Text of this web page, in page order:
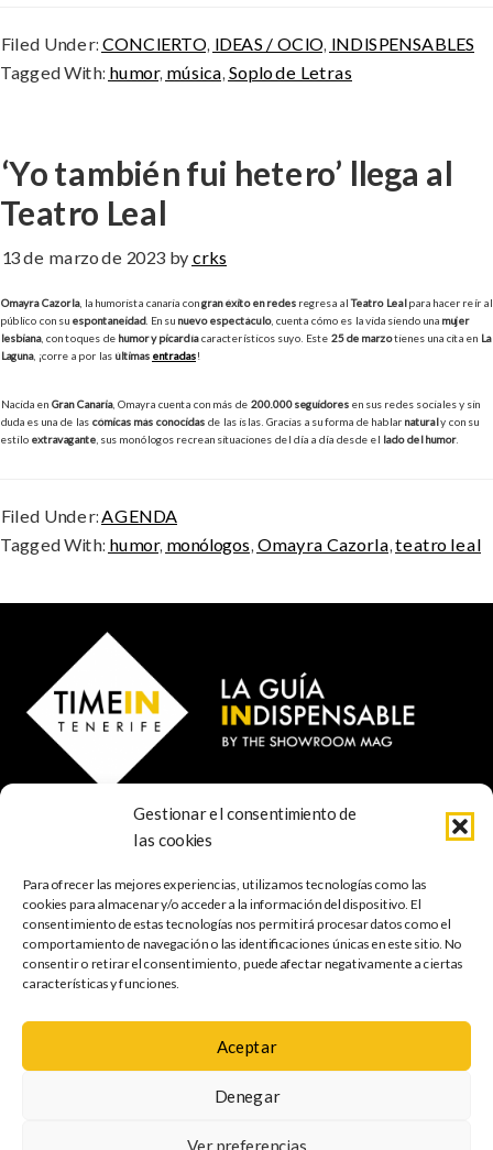
Gestionar el consentimiento de
las cookies
Para ofrecer las mejores experiencias, utilizamos tecnologías como las
cookies para almacenar y/o acceder a la información del dispositivo. El
consentimiento de estas tecnologías nos permitirá procesar datos como el
comportamiento de navegación o las identificaciones únicas en este sitio. No
consentir o retirar el consentimiento, puede afectar negativamente a ciertas
características y funciones.
Aceptar
Denegar
Ver preferencias
Filed Under: CONCIERTO, IDEAS / OCIO, INDISPENSABLES
Tagged With: humor, música Soplo de Letras
‘Yo también fui hetero’ llega al
Teatro Leal
13 de marzo de 2023 by crks
Omayra Cazorla, la humorista canaria congran éxito en redes regresa alTeatro Lealpara hacer reír al
público con su espontaneidad. En su nuevo espectáculo, cuenta cómo es la vida siendo una mujer
lesbiana, con toques de humor y picardíacaracterísticos suyo. Este 25 de marzotienes una cita en La
Laguna, ¡corre a por las últimas entradas!
Nacida en Gran Canaria, Omayra cuenta con más de 200.000 seguidores en sus redes sociales y sin
duda es una de las cómicas más conocidas de las islas. Gracias a su forma de hablar naturaly con su
estilo extravagante , sus monólogos recrean situaciones del día a día desde el lado del humor.
Filed Under: AGENDA
Tagged With: humor, monólogos Omayra Cazorla teatro leal
© 2023 TIME IN TENERIFE - Rosti Family Group S.L.
38001 Santa Cruz de Tenerife (ES)
INDISPENSABLEARTE & CULTURAMÚSICAGASTRONOMÍA
NATURALEZAESCAPADASCOMPRASFOTOGRAFÍAGRATISINFANTIL
Política de
privacidad
Accesibilidad